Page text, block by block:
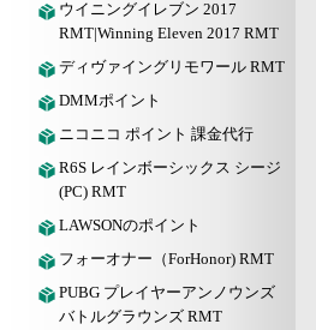
ウイニングイレブン 2017
RMT|Winning Eleven 2017 RMT
ディヴァイングリモワール RMT
DMMポイント
ニコニコ ポイント 課金代行
R6S レインボーシックス シージ
(PC) RMT
LAWSONのポイント
フォーオナー（ForHonor) RMT
PUBG プレイヤーアンノウンズ
バトルグラウンズ RMT